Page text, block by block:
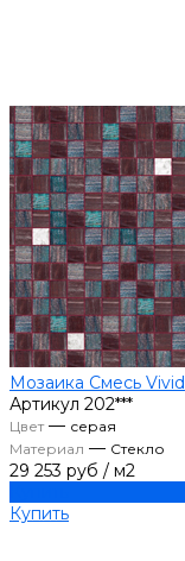
Мозаика Смесь Vivid
Артикул 202***
Цвет— серая
Материал — Стекло
29 253 руб / м2
Купить